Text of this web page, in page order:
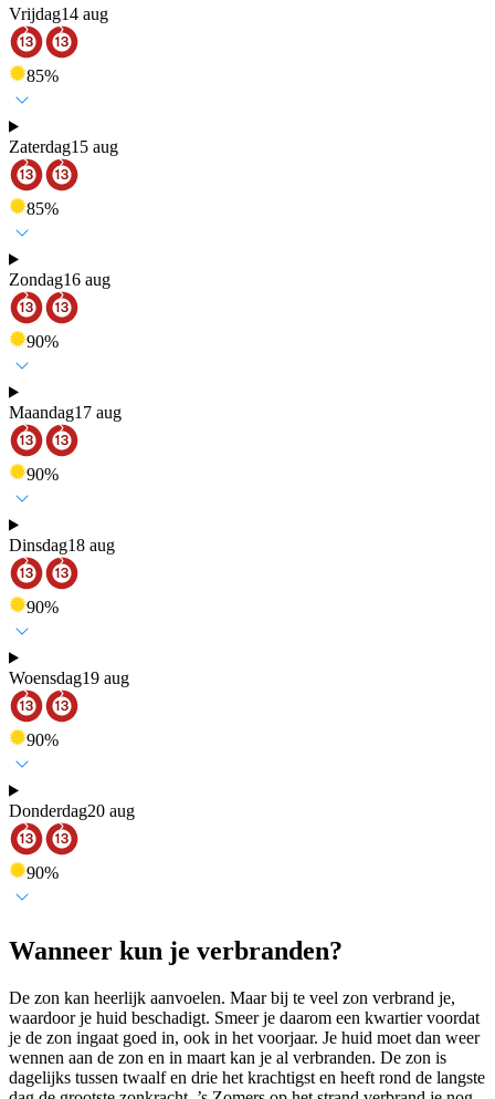
Vrijdag14 aug
85%
Zaterdag15 aug
85%
Zondag16 aug
90%
Maandag17 aug
90%
Dinsdag18 aug
90%
Woensdag19 aug
90%
Donderdag20 aug
90%
Wanneer kun je verbranden?
De zon kan heerlijk aanvoelen. Maar bij te veel zon verbrand je,
waardoor je huid beschadigt. Smeer je daarom een kwartier voordat
je de zon ingaat goed in, ook in het voorjaar. Je huid moet dan weer
wennen aan de zon en in maart kan je al verbranden. De zon is
dagelijks tussen twaalf en drie het krachtigst en heeft rond de langste